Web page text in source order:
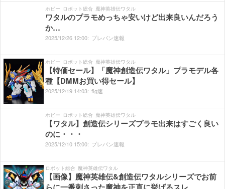
ホビー ロボット総合 魔神英雄伝ワタル
ワタルのプラモめっちゃ安いけど出来良いんだろう
か…
2025/12/26 12:00: プレバン速報
ホビー ロボット総合 魔神英雄伝ワタル
【特価セール】「魔神創造伝ワタル」プラモデル各
種【DMMお買い得セール】
2025/12/19 14:03: fig速
ホビー ロボット総合 魔神英雄伝ワタル
【ワタル】創造伝シリーズプラモ出来はすごく良い
のに・・・
2025/12/10 15:00: プレバン速報
ロボット総合 魔神英雄伝ワタル
【画像】魔神英雄伝&創造伝ワタルシリーズでお前